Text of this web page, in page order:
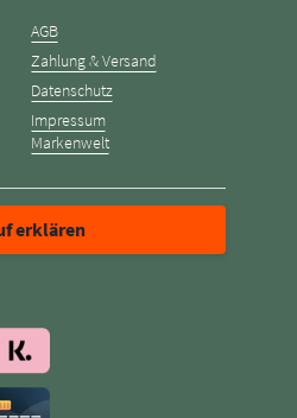
AGB
Zahlung & Versand
Datenschutz
Impressum
Markenwelt
erklären